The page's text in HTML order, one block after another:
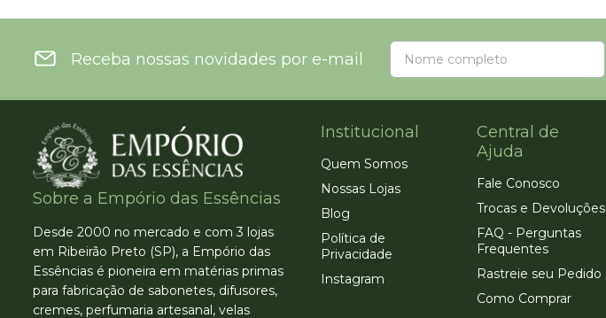
Receba nossas novidades por e-mail
Sobre a Empório das Essências
Desde 2000 no mercado e com 3 lojas
em Ribeirão Preto (SP), a Empório das
Essências é pioneira em matérias primas
para fabricação de sabonetes, difusores,
cremes, perfumaria artesanal, velas
Institucional
Quem Somos
Nossas Lojas
Blog
Política de
Privacidade
Instagram
Central de
Ajuda
Fale Conosco
Trocas e Devoluções
FAQ - Perguntas
Frequentes
Rastreie seu Pedido
Como Comprar